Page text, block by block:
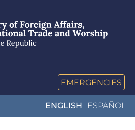
EMERGENCIES
ENGLISH ESPAÑOL